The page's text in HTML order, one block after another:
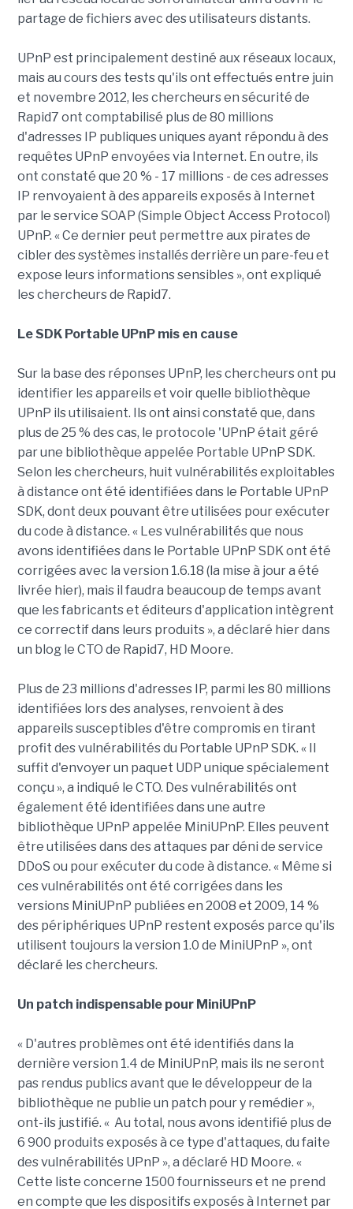
partage de fichiers avec des utilisateurs distants.
UPnP est principalement destiné aux réseaux locaux,
mais au cours des tests qu'ils ont effectués entre juin
et novembre 2012, les chercheurs en sécurité de
Rapid7 ont comptabilisé plus de 80 millions
d'adresses IP publiques uniques ayant répondu à des
requêtes UPnP envoyées via Internet. En outre, ils
ont constaté que 20 % - 17 millions - de ces adresses
IP renvoyaient à des appareils exposés à Internet
par le service SOAP (Simple Object Access Protocol)
UPnP. « Ce dernier peut permettre aux pirates de
cibler des systèmes installés derrière un pare-feu et
expose leurs informations sensibles », ont expliqué
les chercheurs de Rapid7.
Le SDK Portable UPnP mis en cause
Sur la base des réponses UPnP, les chercheurs ont pu
identifier les appareils et voir quelle bibliothèque
UPnP ils utilisaient. Ils ont ainsi constaté que, dans
plus de 25 % des cas, le protocole 'UPnP était géré
par une bibliothèque appelée Portable UPnP SDK.
Selon les chercheurs, huit vulnérabilités exploitables
à distance ont été identifiées dans le Portable UPnP
SDK, dont deux pouvant être utilisées pour exécuter
du code à distance. « Les vulnérabilités que nous
avons identifiées dans le Portable UPnP SDK ont été
corrigées avec la version 1.6.18 (la mise à jour a été
livrée hier), mais il faudra beaucoup de temps avant
que les fabricants et éditeurs d'application intègrent
ce correctif dans leurs produits », a déclaré hier dans
un blog le CTO de Rapid7, HD Moore.
Plus de 23 millions d'adresses IP, parmi les 80 millions
identifiées lors des analyses, renvoient à des
appareils susceptibles d'être compromis en tirant
profit des vulnérabilités du Portable UPnP SDK. « Il
suffit d'envoyer un paquet UDP unique spécialement
conçu », a indiqué le CTO. Des vulnérabilités ont
également été identifiées dans une autre
bibliothèque UPnP appelée MiniUPnP. Elles peuvent
être utilisées dans des attaques par déni de service
DDoS ou pour exécuter du code à distance. « Même si
ces vulnérabilités ont été corrigées dans les
versions MiniUPnP publiées en 2008 et 2009, 14 %
des périphériques UPnP restent exposés parce qu'ils
utilisent toujours la version 1.0 de MiniUPnP », ont
déclaré les chercheurs.
Un patch indispensable pour MiniUPnP
« D'autres problèmes ont été identifiés dans la
dernière version 1.4 de MiniUPnP, mais ils ne seront
pas rendus publics avant que le développeur de la
bibliothèque ne publie un patch pour y remédier »,
ont-ils justifié. « Au total, nous avons identifié plus de
6 900 produits exposés à ce type d'attaques, du faite
des vulnérabilités UPnP », a déclaré HD Moore. «
Cette liste concerne 1500 fournisseurs et ne prend
en compte que les dispositifs exposés à Internet par